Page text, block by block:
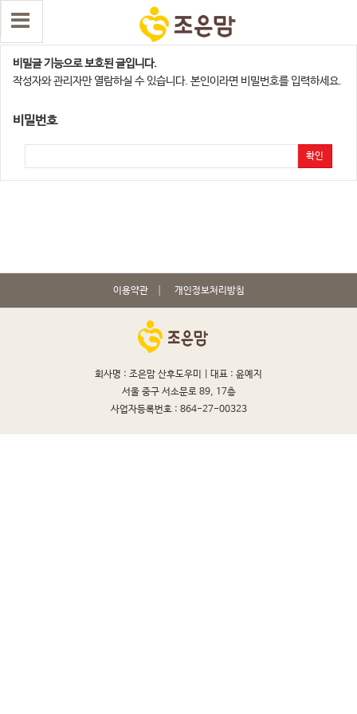
인천 연수송도점
비밀글 기능으로 보호된 글입니다.
작성자와 관리자만 열람하실 수 있습니다. 본인이라면 비밀번호를 입력하세요.
비밀번호
확인
이용약관 개인정보처리방침
회사명 : 조은맘 산후도우미 | 대표 : 윤예지
서울 중구 서소문로 89, 17층
사업자등록번호 : 864-27-00323